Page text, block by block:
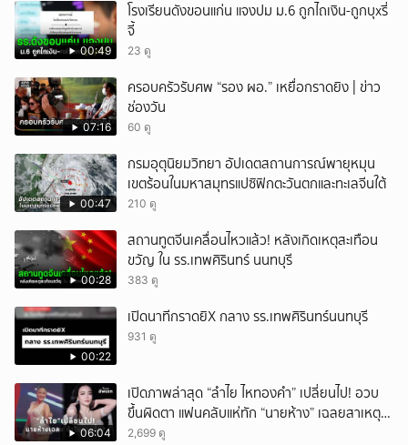
00:49
โรงเรียนดังขอนแก่น แจงปม ม.6 ถูกไถเงิน-ถูกบุxรี่
จี้
23 ดู
07:16
ครอบครัวรับศพ “รอง ผอ.” เหยื่อกราดยิง | ข่าว
ช่องวัน
60 ดู
00:47
กรมอุตุนิยมวิทยา อัปเดตสถานการณ์พายุหมุน
เขตร้อนในมหาสมุทรแปซิฟิกตะวันตกและทะเลจีนใต้
210 ดู
00:28
สถานทูตจีนเคลื่อนไหวแล้ว! หลังเกิดเหตุสะเทือน
ขวัญ ใน รร.เทพศิรินทร์ นนทบุรี
383 ดู
00:22
เปิดนาทีกราดยิX กลาง รร.เทพศิรินทร์นนทบุรี
931 ดู
06:04
เปิดภาพล่าสุด “ลำไย ไหทองคำ” เปลี่ยนไป! อวบ
ขึ้นผิดตา แฟนคลับแห่ทัก “นายห้าง” เฉลยสาเหตุ
ชัด!
2,699 ดู